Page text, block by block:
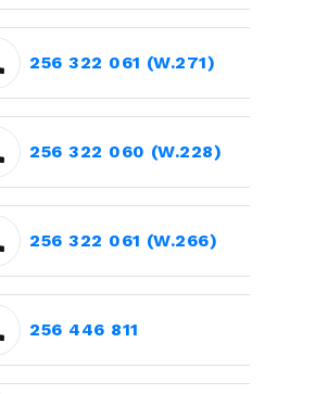
256 322 061 (W.271)
256 322 060 (W.228)
256 322 061 (W.266)
256 446 811